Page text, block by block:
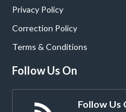
Privacy Policy
Correction Policy
Terms & Conditions
Follow Us On
Follow Us